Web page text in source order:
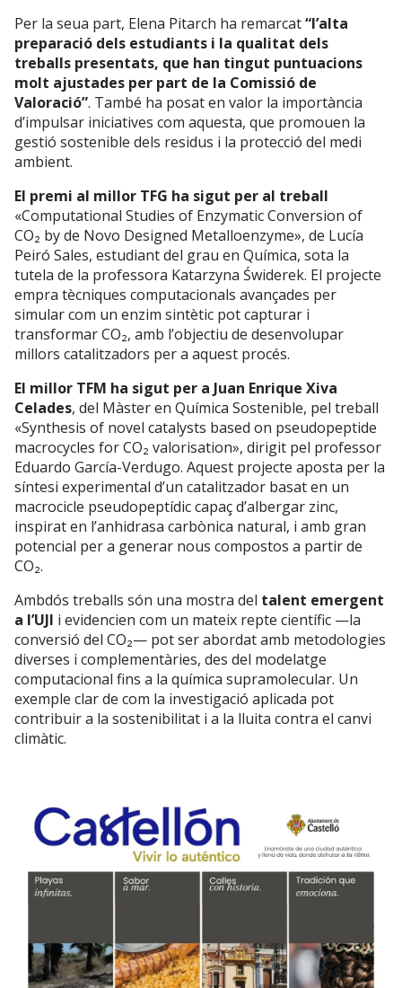
Per la seua part, Elena Pitarch ha remarcat“l’alta
preparació dels estudiants i la qualitat dels
treballs presentats, que han tingut puntuacions
molt ajustades per part de la Comissió de
Valoració”. També ha posat en valor la importància
d’impulsar iniciatives com aquesta, que promouen la
gestió sostenible dels residus i la protecció del medi
ambient.
El premi al millor TFG ha sigut per al treball
«Computational Studies of Enzymatic Conversion of
CO₂ by de Novo Designed Metalloenzyme», de Lucía
Peiró Sales, estudiant del grau en Química, sota la
tutela de la professora Katarzyna Świderek. El projecte
empra tècniques computacionals avançades per
simular com un enzim sintètic pot capturar i
transformar CO₂, amb l’objectiu de desenvolupar
millors catalitzadors per a aquest procés.
El millor TFM ha sigut per a Juan Enrique Xiva
Celades, del Màster en Química Sostenible, pel treball
«Synthesis of novel catalysts based on pseudopeptide
macrocycles for CO₂ valorisation», dirigit pel professor
Eduardo García-Verdugo. Aquest projecte aposta per la
síntesi experimental d’un catalitzador basat en un
macrocicle pseudopeptídic capaç d’albergar zinc,
inspirat en l’anhidrasa carbònica natural, i amb gran
potencial per a generar nous compostos a partir de
CO₂.
Ambdós treballs són una mostra del talent emergent
a l’UJI i evidencien com un mateix repte científic —la
conversió del CO₂— pot ser abordat amb metodologies
diverses i complementàries, des del modelatge
computacional fins a la química supramolecular. Un
exemple clar de com la investigació aplicada pot
contribuir a la sostenibilitat i a la lluita contra el canvi
climàtic.